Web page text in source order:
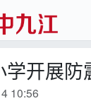
学开展
10:56